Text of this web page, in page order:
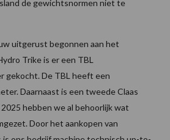
de gewichtsnormen niet te
uitgerust begonnen aan het
Trike is er een TBL
gekocht. De TBL heeft een
Daarnaast is een tweede Claas
hebben we al behoorlijk wat
Door het aankopen van